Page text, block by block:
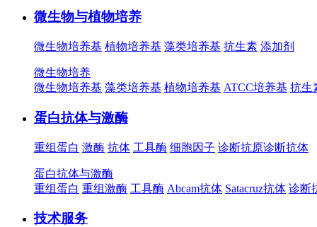
微生物与植物培养
微生物培养基 植物培养基 藻类培养基 抗生素 添加剂
微生物培养
微生物培养基 藻类培养基 植物培养基 ATCC培养基 抗生
蛋白抗体与激酶
重组蛋白 激酶 抗体 工具酶 细胞因子 诊断抗原诊断抗体
蛋白抗体与激酶
重组蛋白 重组激酶 工具酶 Abcam抗体 Satacruz抗体 诊断
技术服务